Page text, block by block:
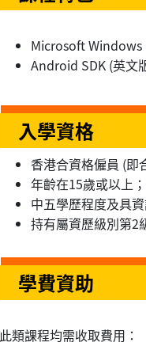
Microsoft Windows
Android SDK (英文
入學資格
香港合資格僱員 (即
年齡在15歲或以上
中五學歷程度及具
持有屬資歷級別第2
學費資助
此類課程均需收取費用：